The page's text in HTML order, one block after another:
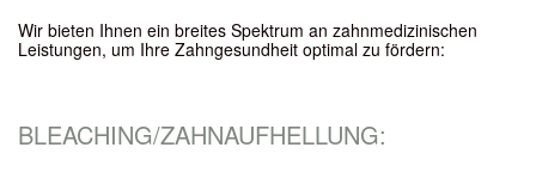
Wir bieten Ihnen ein breites Spektrum an zahnmedizinischen
Leistungen, um Ihre Zahngesundheit optimal zu fördern:
BLEACHING/ZAHNAUFHELLUNG: